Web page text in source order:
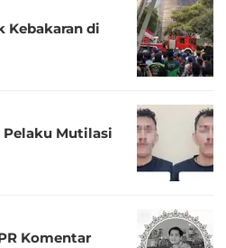
Kebakaran di
Pelaku Mutilasi
Komentar